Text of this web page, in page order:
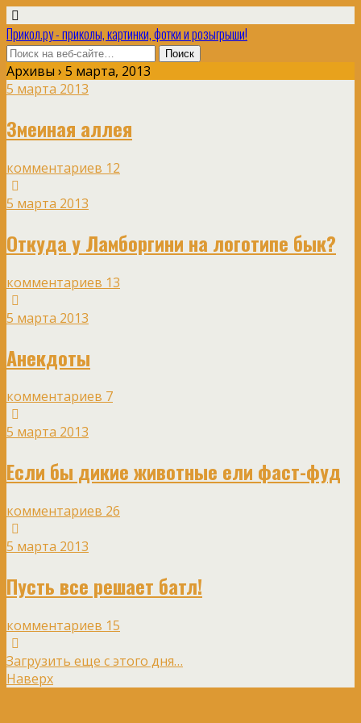
Прикол.ру - приколы, картинки, фотки и розыгрыши!
Архивы › 5 марта, 2013
5 марта 2013
Змеиная аллея
комментариев 12
5 марта 2013
Откуда у Ламборгини на логотипе бык?
комментариев 13
5 марта 2013
Анекдоты
комментариев 7
5 марта 2013
Если бы дикие животные ели фаст-фуд
комментариев 26
5 марта 2013
Пусть все решает батл!
комментариев 15
Загрузить еще с этого дня…
Наверх